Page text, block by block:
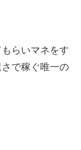
らいマネをす
で稼ぐ唯一の